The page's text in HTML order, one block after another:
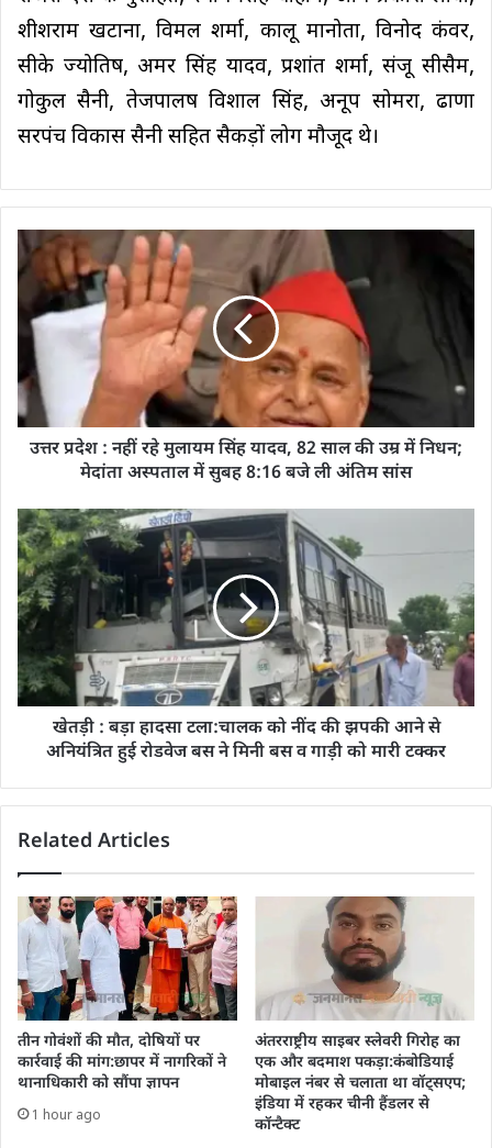
शीशराम खटाना, विमल शर्मा, कालू मानोता, विनोद कंवर,
सीके ज्योतिष, अमर सिंह यादव, प्रशांत शर्मा, संजू सीसैम,
गोकुल सैनी, तेजपालष विशाल सिंह, अनूप सोमरा, ढाणा
सरपंच विकास सैनी सहित सैकड़ों लोग मौजूद थे।
उत्तर प्रदेश : नहीं रहे मुलायम सिंह यादव, 82 साल की उम्र में निधन;
मेदांता अस्‍पताल में सुबह 8:16 बजे ली अंतिम सांस
खेतड़ी : बड़ा हादसा टला:चालक को नींद की झपकी आने से
अनियंत्रित हुई रोडवेज बस ने मिनी बस व गाड़ी को मारी टक्कर
Related Articles
तीन गोवंशों की मौत, दोषियों पर
कार्रवाई की मांग:छापर में नागरिकों ने
थानाधिकारी को सौंपा ज्ञापन
1 hour ago
अंतरराष्ट्रीय साइबर स्लेवरी गिरोह का
एक और बदमाश पकड़ा:कंबोडियाई
मोबाइल नंबर से चलाता था वॉट्सएप;
इंडिया में रहकर चीनी हैंडलर से
कॉन्टैक्ट